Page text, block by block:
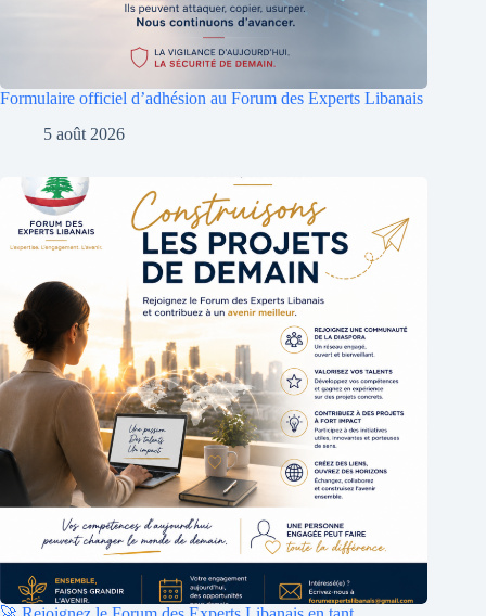
Formulaire officiel d’adhésion au Forum des Experts Libanais
5 août 2026